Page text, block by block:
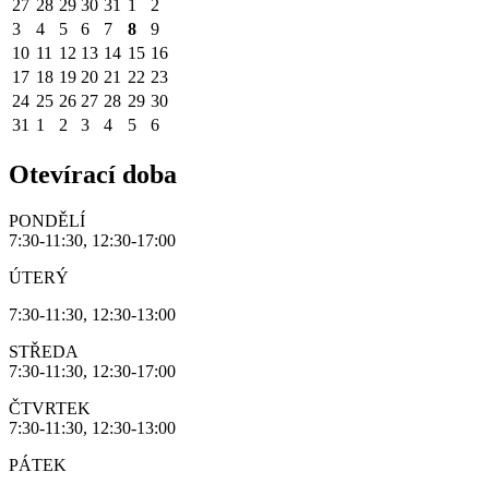
27 28 29 30 31 1
2
3
4 5 6 7 8
9
10 11 12 13 14 15 16
17 18 19 20 21 22 23
24 25 26 27 28 29 30
31 1 2 3 4 5 6
Otevírací doba
PONDĚLÍ
7:30-11:30, 12:30-17:00
ÚTERÝ
7:30-11:30, 12:30-13:00
STŘEDA
7:30-11:30, 12:30-17:00
ČTVRTEK
7:30-11:30, 12:30-13:00
PÁTEK